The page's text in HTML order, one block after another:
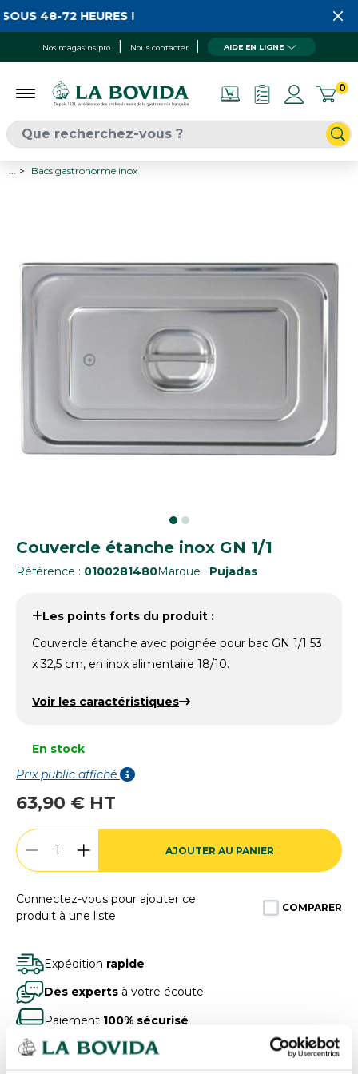
Nos magasins pro Nous contacter AIDE EN LIGNE
0
48-72 HEURES !
Bacs gastronorme inox
Couvercle étanche inox GN 1/1
Référence : 0100281480Marque : Pujadas
Les points forts du produit :
Couvercle étanche avec poignée pour bac GN 1/1 53
x 32,5 cm, en inox alimentaire 18/10.
Voir les caractéristiques
En stock
Prix public affiché
63,90 € HT
AJOUTER AU PANIER
Connectez-vous pour ajouter ce
produit à une liste
COMPARER
Expédition rapide
Des experts à votre écoute
Paiement 100% sécurisé
Devis
gratuits